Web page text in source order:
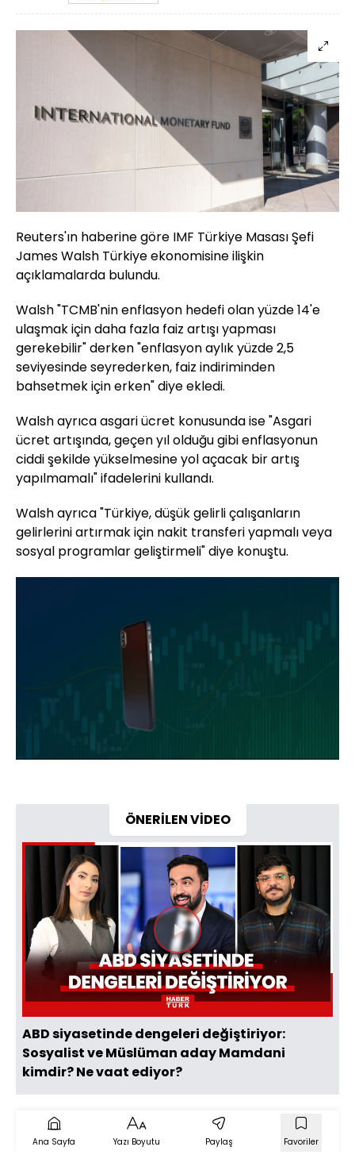
Reuters'ın haberine göre IMF Türkiye Masası Şefi
James Walsh Türkiye ekonomisine ilişkin
açıklamalarda bulundu.
Walsh "TCMB'nin enflasyon hedefi olan yüzde 14'e
ulaşmak için daha fazla faiz artışı yapması
gerekebilir" derken "enflasyon aylık yüzde 2,5
seviyesinde seyrederken, faiz indiriminden
bahsetmek için erken" diye ekledi.
Walsh ayrıca asgari ücret konusunda ise "Asgari
ücret artışında, geçen yıl olduğu gibi enflasyonun
ciddi şekilde yükselmesine yol açacak bir artış
yapılmamalı" ifadelerini kullandı.
Walsh ayrıca "Türkiye, düşük gelirli çalışanların
gelirlerini artırmak için nakit transferi yapmalı veya
sosyal programlar geliştirmeli" diye konuştu.
Aç
Hızı
ÖNERİLEN VİDEO
Videoyu
Oynat
ABD siyasetinde dengeleri değiştiriyor:
Sosyalist ve Müslüman aday Mamdani
kimdir? Ne vaat ediyor?
Ana Sayfa Yazı Boyutu Paylaş Favoriler